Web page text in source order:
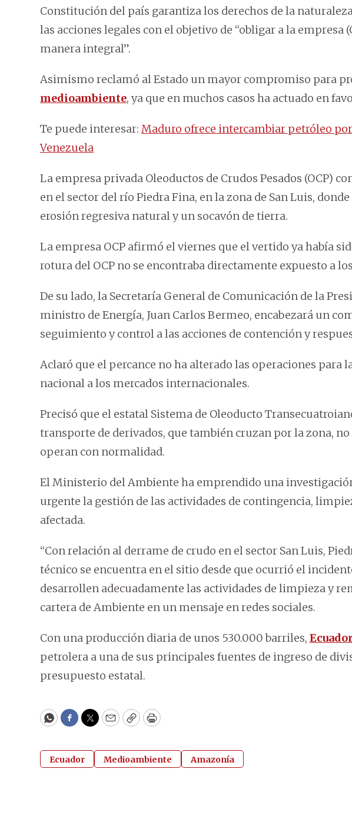
Constitución del país garantiza los derechos de la
las acciones legales con el objetivo de “obligar a la empresa
manera integral”.
Asimismo reclamó al Estado un mayor compromiso para
medioambiente, ya que en muchos casos ha actuado en
Te puede interesar: Maduro ofrece intercambiar petróleo
Venezuela
La empresa privada Oleoductos de Crudos Pesados (OCP)
en el sector del río Piedra Fina, en la zona de San Luis,
erosión regresiva natural y un socavón de tierra.
La empresa OCP afirmó el viernes que el vertido ya había
rotura del OCP no se encontraba directamente expuesto a
De su lado, la Secretaría General de Comunicación de la
ministro de Energía, Juan Carlos Bermeo, encabezará un
seguimiento y control a las acciones de contención y
Aclaró que el percance no ha alterado las operaciones para
nacional a los mercados internacionales.
Precisó que el estatal Sistema de Oleoducto
transporte de derivados, que también cruzan por la zona,
operan con normalidad.
El Ministerio del Ambiente ha emprendido una
urgente la gestión de las actividades de contingencia,
afectada.
“Con relación al derrame de crudo en el sector San Luis,
técnico se encuentra en el sitio desde que ocurrió el
desarrollen adecuadamente las actividades de limpieza y
cartera de Ambiente en un mensaje en redes sociales.
Con una producción diaria de unos 530.000 barriles,
petrolera a una de sus principales fuentes de ingreso de
presupuesto estatal.
WhatsApp
Facebook
Twitter
EmailCopyPrint
Ecuador Medioambiente Amazonía